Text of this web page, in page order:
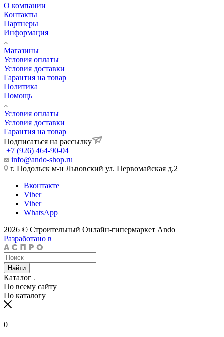
О компании
Контакты
Партнеры
Информация
Магазины
Условия оплаты
Условия доставки
Гарантия на товар
Политика
Помощь
Условия оплаты
Условия доставки
Гарантия на товар
Подписаться на рассылку
+7 (926) 464-90-04
info@ando-shop.ru
г. Подольск м-н Львовский ул. Первомайская д.2
Вконтакте
Viber
Viber
WhatsApp
2026 © Строительный Онлайн-гипермаркет Ando
Разработано в
Найти
Каталог
По всему сайту
По каталогу
0